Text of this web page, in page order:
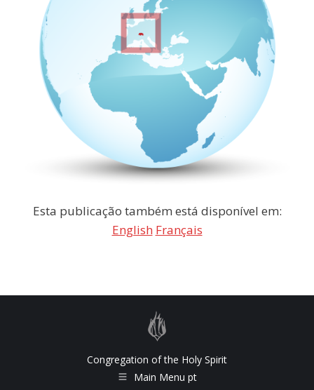
Esta publicação também está disponível em:
English Français
Congregation of the Holy Spirit
Main Menu pt